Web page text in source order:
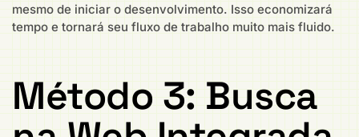
mesmo de iniciar o desenvolvimento. Isso economizará
tempo e tornará seu fluxo de trabalho muito mais fluido.
Método 3: Busca